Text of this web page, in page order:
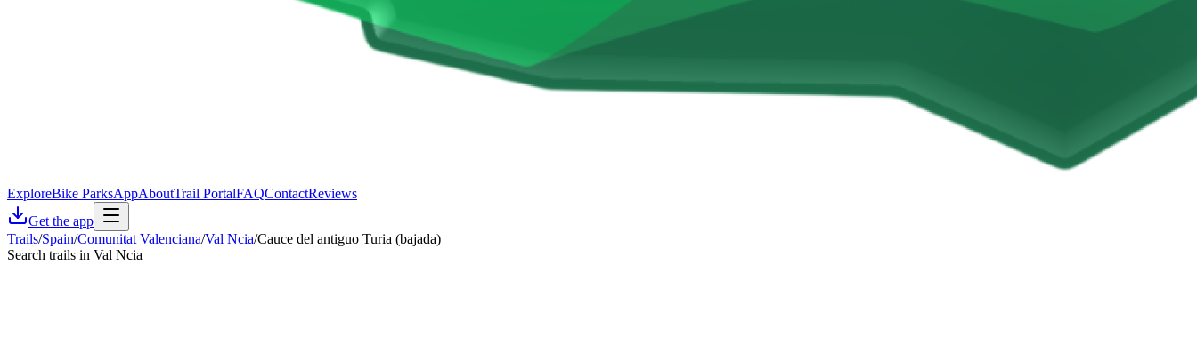
ExploreBike ParksAppAboutTrail PortalFAQContactReviews
Get the app
Trails/Spain/Comunitat Valenciana/Val Ncia/Cauce del antiguo Turia (bajada)
Search trails in Val Ncia